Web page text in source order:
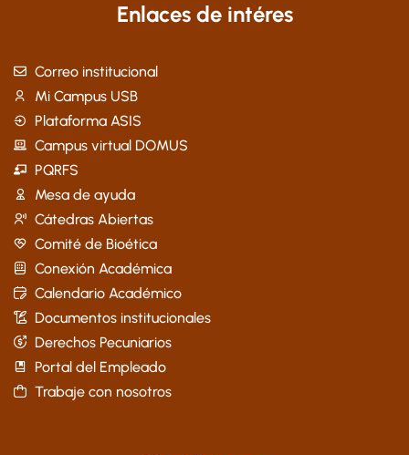
Enlaces de intéres
Correo institucional
Mi Campus USB
Plataforma ASIS
Campus virtual DOMUS
PQRFS
Mesa de ayuda
Cátedras Abiertas
Comité de Bioética
Conexión Académica
Calendario Académico
Documentos institucionales
Derechos Pecuniarios
Portal del Empleado
Trabaje con nosotros